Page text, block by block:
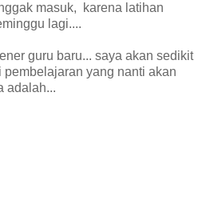
masuk, karena latihan
lagi....
guru baru... saya akan sedikit
yang nanti akan
adalah...